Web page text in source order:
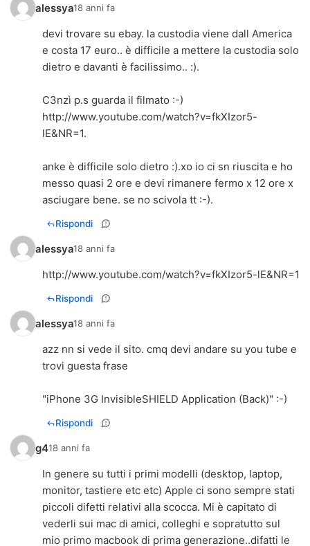
alessya18 anni fa
devi trovare su ebay. la custodia viene dall America
e costa 17 euro.. è difficile a mettere la custodia solo
dietro e davanti è facilissimo.. :).
C3nzì p.s guarda il filmato :-)
http://www.youtube.com/watch?v=fkXIzor5-
lE&NR=1.
anke è difficile solo dietro :).xo io ci sn riuscita e ho
messo quasi 2 ore e devi rimanere fermo x 12 ore x
asciugare bene. se no scivola tt :-).
Rispondi
alessya18 anni fa
http://www.youtube.com/watch?v=fkXIzor5-lE&NR=1
Rispondi
alessya18 anni fa
azz nn si vede il sito. cmq devi andare su you tube e
trovi guesta frase
"iPhone 3G InvisibleSHIELD Application (Back)" :-)
Rispondi
g418 anni fa
In genere su tutti i primi modelli (desktop, laptop,
monitor, tastiere etc etc) Apple ci sono sempre stati
piccoli difetti relativi alla scocca. Mi è capitato di
vederli sui mac di amici, colleghi e sopratutto sul
mio primo macbook di prima generazione..difatti le